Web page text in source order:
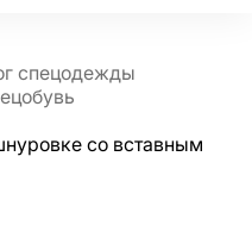
спецодежды
со вставным